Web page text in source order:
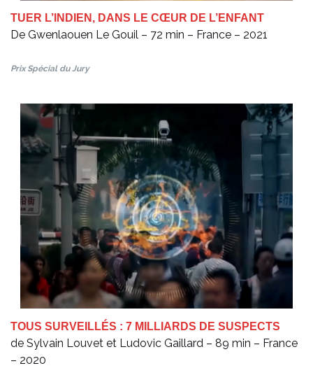
TUER L’INDIEN, DANS LE CŒUR DE L’ENFANT
De Gwenlaouen Le Gouil – 72 min – France – 2021
Prix Spécial du Jury
TOUS SURVEILLÉS : 7 MILLIARDS DE SUSPECTS
de Sylvain Louvet et Ludovic Gaillard – 89 min – France
– 2020